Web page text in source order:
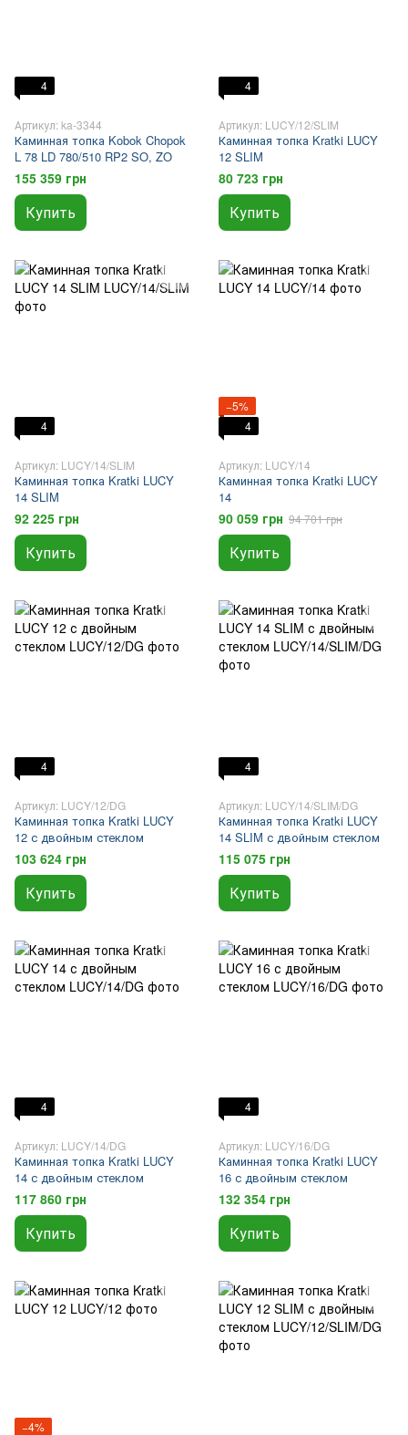
4
Артикул: ka-3344
Каминная топка Kobok Chopok
L 78 LD 780/510 RP2 SO, ZO
155 359 грн
Купить
4
Артикул: LUCY/12/SLIM
Каминная топка Kratki LUCY
12 SLIM
80 723 грн
Купить
4
Артикул: LUCY/14/SLIM
Каминная топка Kratki LUCY
14 SLIM
92 225 грн
Купить
−5%
4
Артикул: LUCY/14
Каминная топка Kratki LUCY
14
90 059 грн 94 701 грн
Купить
4
Артикул: LUCY/12/DG
Каминная топка Kratki LUCY
12 с двойным стеклом
103 624 грн
Купить
4
Артикул: LUCY/14/SLIM/DG
Каминная топка Kratki LUCY
14 SLIM с двойным стеклом
115 075 грн
Купить
4
Артикул: LUCY/14/DG
Каминная топка Kratki LUCY
14 с двойным стеклом
117 860 грн
Купить
4
Артикул: LUCY/16/DG
Каминная топка Kratki LUCY
16 с двойным стеклом
132 354 грн
Купить
−4%